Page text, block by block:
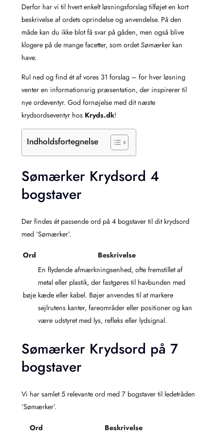
Derfor har vi til hvert enkelt løsningsforslag tilføjet en kort
beskrivelse af ordets oprindelse og anvendelse. På den
måde kan du ikke blot få svar på gåden, men også blive
klogere på de mange facetter, som ordetSømærkerkan
have.
Rul ned og find ét af vores 31 forslag – for hver løsning
venter en informationsrig præsentation, der inspirerer til
nye ordeventyr. God fornøjelse med dit næste
krydsordseventyr hos Kryds.dk!
Indholdsfortegnelse
Sømærker Krydsord 4
bogstaver
Der findes ét passende ord på 4 bogstaver til dit krydsord
med ‘Sømærker’.
Ord Beskrivelse
bøje
En flydende afmærkningsenhed, ofte fremstillet af
metal eller plastik, der fastgøres til havbunden med
kæde eller kabel. Bøjer anvendes til at markere
sejlrutens kanter, fareområder eller positioner og kan
være udstyret med lys, refleks eller lydsignal.
Sømærker Krydsord på 7
bogstaver
Vi har samlet 5 relevante ord med 7 bogstaver til ledetråden
‘Sømærker’.
Ord Beskrivelse